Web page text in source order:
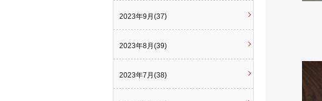
2023年9月(37)
2023年8月(39)
2023年7月(38)